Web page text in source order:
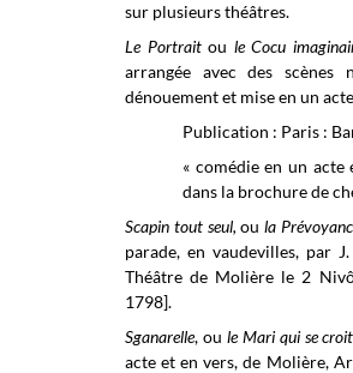
sur plusieurs théâtres.
Le Portraitou le Cocu
arrangée avec des scènes
dénouement et mise en un
Publication : Paris :
« comédie en un
dans la brochure de
Scapin tout seul,ou la
parade, en vaudevilles, par
Théâtre de Molière le 2
1798].
Sganarelle, ou le Mari qui se
acte et en vers, de Molière,